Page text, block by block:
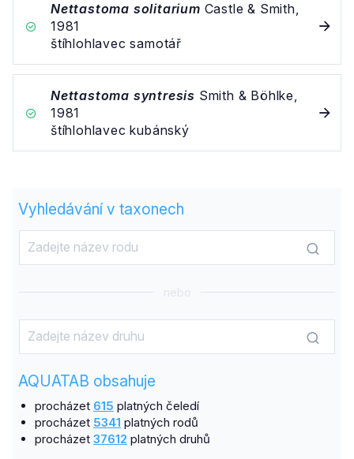
Nettastoma solitarium Castle & Smith,
1981
štíhlohlavec samotář
Nettastoma syntresis Smith & Böhlke,
1981
štíhlohlavec kubánský
Vyhledávání v taxonech
nebo
AQUATAB obsahuje
procházet 615 platných čeledí
procházet 5341 platných rodů
procházet 37612 platných druhů